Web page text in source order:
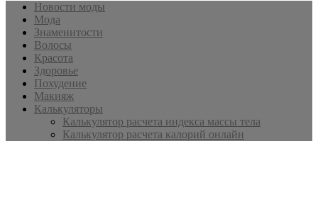
Новости моды
Мода
Знаменитости
Волосы
Красота
Здоровье
Похудение
Макияж
Калькуляторы
Калькулятор расчета индекса массы тела
Калькулятор расчета калорий онлайн